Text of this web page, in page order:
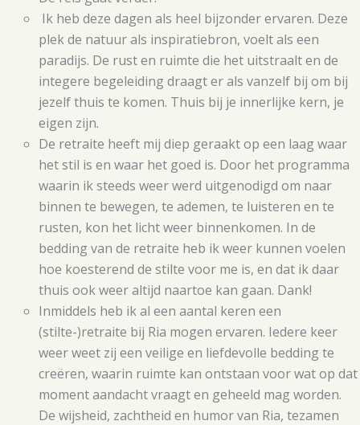
Ik heb deze dagen als heel bijzonder ervaren. Deze
plek de natuur als inspiratiebron, voelt als een
paradijs. De rust en ruimte die het uitstraalt en de
integere begeleiding draagt er als vanzelf bij om bij
jezelf thuis te komen. Thuis bij je innerlijke kern, je
eigen zijn.
De retraite heeft mij diep geraakt op een laag waar
het stil is en waar het goed is. Door het programma
waarin ik steeds weer werd uitgenodigd om naar
binnen te bewegen, te ademen, te luisteren en te
rusten, kon het licht weer binnenkomen. In de
bedding van de retraite heb ik weer kunnen voelen
hoe koesterend de stilte voor me is, en dat ik daar
thuis ook weer altijd naartoe kan gaan. Dank!
Inmiddels heb ik al een aantal keren een
(stilte-)retraite bij Ria mogen ervaren. Iedere keer
weer weet zij een veilige en liefdevolle bedding te
creëren, waarin ruimte kan ontstaan voor wat op dat
moment aandacht vraagt en geheeld mag worden.
De wijsheid, zachtheid en humor van Ria, tezamen